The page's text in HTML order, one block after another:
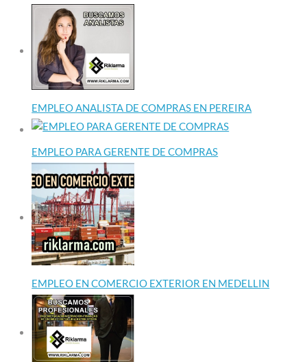
EMPLEO ANALISTA DE COMPRAS EN PEREIRA
EMPLEO PARA GERENTE DE COMPRAS
EMPLEO EN COMERCIO EXTERIOR EN MEDELLIN